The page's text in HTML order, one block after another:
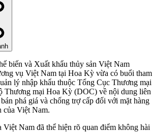
biến và Xuất khẩu thủy sản Việt Nam
vụ Việt Nam tại Hoa Kỳ vừa có buổi tham
lý nhập khẩu thuộc Tổng Cục Thương mại
Thương mại Hoa Kỳ (DOC) về nội dung liên
phá giá và chống trợ cấp đối với mặt hàng
của Việt Nam.
Nam đã thể hiện rõ quan điểm không hài